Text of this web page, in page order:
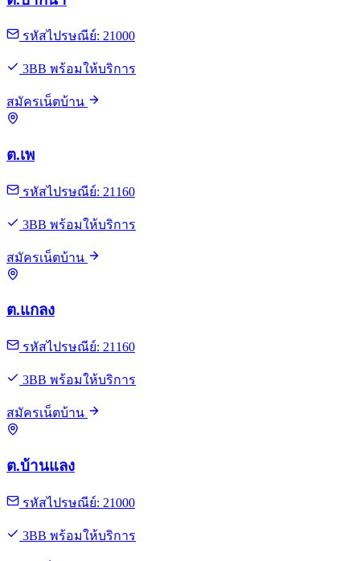
รหัสไปรษณีย์: 21000
3BB พร้อมให้บริการ
สมัครเน็ตบ้าน
ต.เพ
รหัสไปรษณีย์: 21160
3BB พร้อมให้บริการ
สมัครเน็ตบ้าน
ต.แกลง
รหัสไปรษณีย์: 21160
3BB พร้อมให้บริการ
สมัครเน็ตบ้าน
ต.บ้านแลง
รหัสไปรษณีย์: 21000
3BB พร้อมให้บริการ